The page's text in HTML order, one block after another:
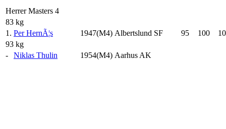
Herrer Masters 4
83 kg
1. Per HernÃ¦s 1947(M4) Albertslund SF 95 100
93 kg
-
Niklas Thulin 1954(M4) Aarhus AK